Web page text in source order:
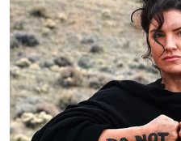
क्रि
के
ट
I
P
L